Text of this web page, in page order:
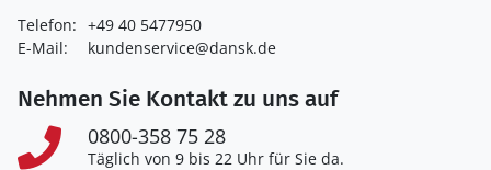
Telefon: +49 40 5477950
E-Mail:
kundenservice@dansk.de
Nehmen Sie Kontakt zu uns auf
0800-358 75 28
Täglich von 9 bis 22 Uhr für Sie da.